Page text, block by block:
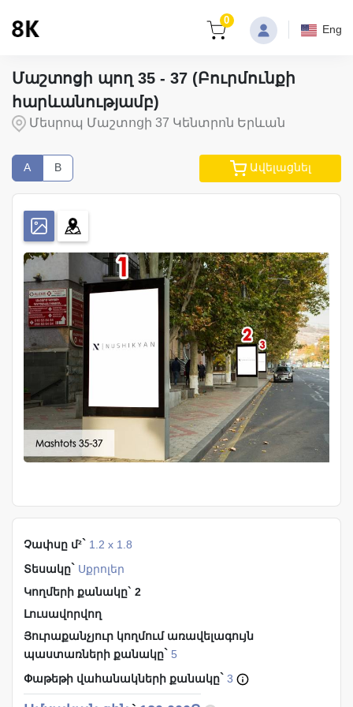
0
Eng
Մաշտոցի պող 35 - 37 (Բուրմունքի
հարևանությամբ)
Մեսրոպ Մաշտոցի 37 Կենտրոն Երևան
A B Ավելացնել
Չափսը մ²` 1.2 x 1.8
Տեսակը` Սքրոլեր
Կողմերի քանակը` 2
Լուսավորվող
Յուրաքանչյուր կողմում առավելագույն
պաստառների քանակը` 5
Փաթեթի վահանակների քանակը` 3